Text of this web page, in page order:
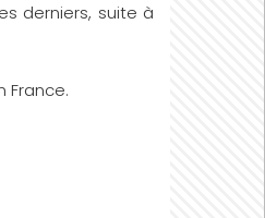
derniers, suite à
France.